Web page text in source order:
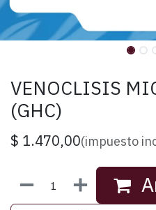
VENOCLISIS
(GHC)
$ 1.470,00(impuesto